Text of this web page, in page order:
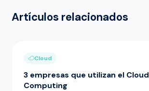
Artículos relacionados
Cloud
3 empresas que utilizan el Cloud
Computing